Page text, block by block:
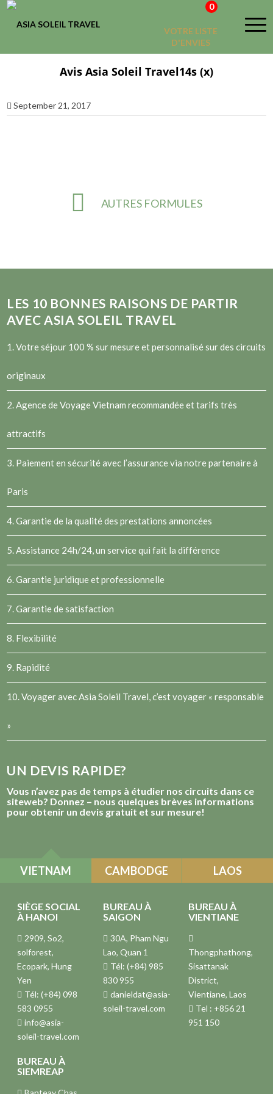
VOTRE LISTE
D'ENVIES
0
Avis Asia Soleil Travel14s (x)
September 21, 2017
AUTRES FORMULES
LES 10 BONNES RAISONS DE PARTIR
AVEC ASIA SOLEIL TRAVEL
1. Votre séjour 100 % sur mesure et personnalisé sur des circuits
originaux
2.Agence de Voyage Vietnam recommandée et tarifs très
attractifs
3. Paiement en sécurité avec l’assurance via notre partenaire à
Paris
4. Garantie de la qualité des prestations annoncées
5. Assistance 24h/24, un service qui fait la différence
6. Garantie juridique et professionnelle
7. Garantie de satisfaction
8. Flexibilité
9. Rapidité
10. Voyager avec Asia Soleil Travel, c’est voyager « responsable
»
UN DEVIS RAPIDE?
Vous n’avez pas de temps à étudier nos circuits dans ce
siteweb? Donnez – nous quelques brèves informations
pour obtenir un devis gratuit et sur mesure!
VIETNAM CAMBODGE LAOS
SIÈGE SOCIAL
À HANOI
2909, So2,
solforest,
Ecopark, Hung
Yen
Tél: (+84) 098
583 0955
info@asia-
soleil-travel.com
BUREAU À
SAIGON
30A, Pham Ngu
Lao, Quan 1
Tél: (+84) 985
830 955
danieldat@asia-
soleil-travel.com
BUREAU À
VIENTIANE
Thongphathong,
Sisattanak
District,
Vientiane, Laos
Tel : +856 21
951 150
BUREAU À
SIEMREAP